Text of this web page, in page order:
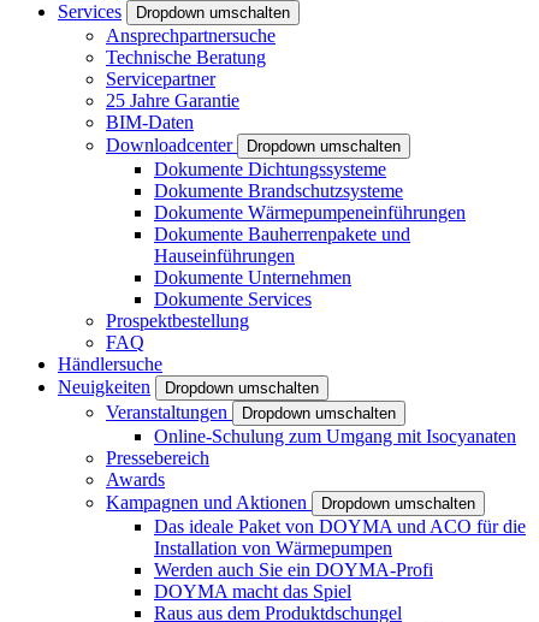
Services
Dropdown umschalten
Ansprechpartnersuche
Technische Beratung
Servicepartner
25 Jahre Garantie
BIM-Daten
Downloadcenter
Dropdown umschalten
Dokumente Dichtungssysteme
Dokumente Brandschutzsysteme
Dokumente Wärmepumpeneinführungen
Dokumente Bauherrenpakete und
Hauseinführungen
Dokumente Unternehmen
Dokumente Services
Prospektbestellung
FAQ
Händlersuche
Neuigkeiten
Dropdown umschalten
Veranstaltungen Dropdown umschalten
Online-Schulung zum Umgang mit Isocyanaten
Pressebereich
Awards
Kampagnen und Aktionen
Dropdown umschalten
Das ideale Paket von DOYMA und ACO für die
Installation von Wärmepumpen
Werden auch Sie ein DOYMA-Profi
DOYMA macht das Spiel
Raus aus dem Produktdschungel